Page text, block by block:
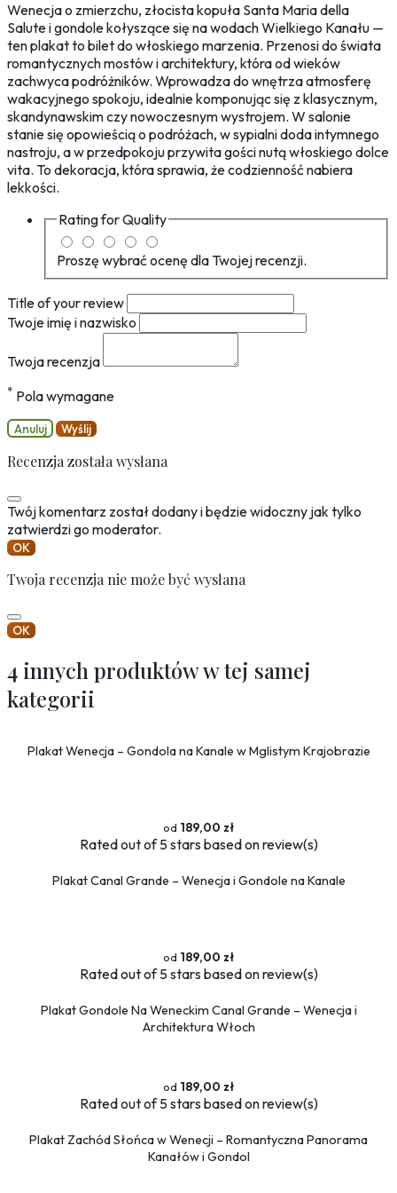
Wenecja o zmierzchu, złocista kopuła Santa Maria della
Salute i gondole kołyszące się na wodach Wielkiego Kanału —
ten plakat to bilet do włoskiego marzenia. Przenosi do świata
romantycznych mostów i architektury, która od wieków
zachwyca podróżników. Wprowadza do wnętrza atmosferę
wakacyjnego spokoju, idealnie komponując się z klasycznym,
skandynawskim czy nowoczesnym wystrojem. W salonie
stanie się opowieścią o podróżach, w sypialni doda intymnego
nastroju, a w przedpokoju przywita gości nutą włoskiego dolce
vita. To dekoracja, która sprawia, że codzienność nabiera
lekkości.
Rating forQuality
Proszę wybrać ocenę dla Twojej recenzji.
Title of your review
Twoje imię i nazwisko
Twoja recenzja
* Pola wymagane
Anuluj Wyślij
Recenzja została wysłana
Twój komentarz został dodany i będzie widoczny jak tylko
zatwierdzi go moderator.
OK
Twoja recenzja nie może być wysłana
OK
4 innych produktów w tej samej
kategorii
Plakat Wenecja – Gondola na Kanale w Mglistym Krajobrazie
189,00 zł
Ratedout of 5 stars based onreview(s)
Plakat Canal Grande – Wenecja i Gondole na Kanale
189,00 zł
Ratedout of 5 stars based onreview(s)
Plakat Gondole Na Weneckim Canal Grande – Wenecja i
Architektura Włoch
189,00 zł
Ratedout of 5 stars based onreview(s)
Plakat Zachód Słońca w Wenecji – Romantyczna Panorama
Kanałów i Gondol